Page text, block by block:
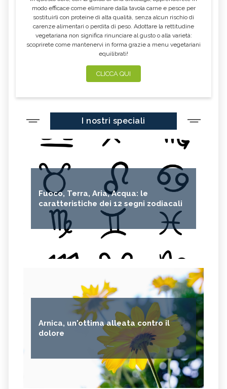
modo efficace come eliminare dalla tavola carne e pesce per
sostituirli con proteine di alta qualità, senza alcun rischio di
carenze alimentari o perdita di peso. Adottare la rettitudine
vegetariana non significa rinunciare al gusto o alla varietà:
scoprirete come mantenervi in forma grazie a menu vegetariani
equilibrati!
CLICCA QUI
I nostri speciali
Fuoco, Terra, Aria, Acqua: le
caratteristiche dei 12 segni zodiacali
Arnica, un'ottima alleata contro il
dolore